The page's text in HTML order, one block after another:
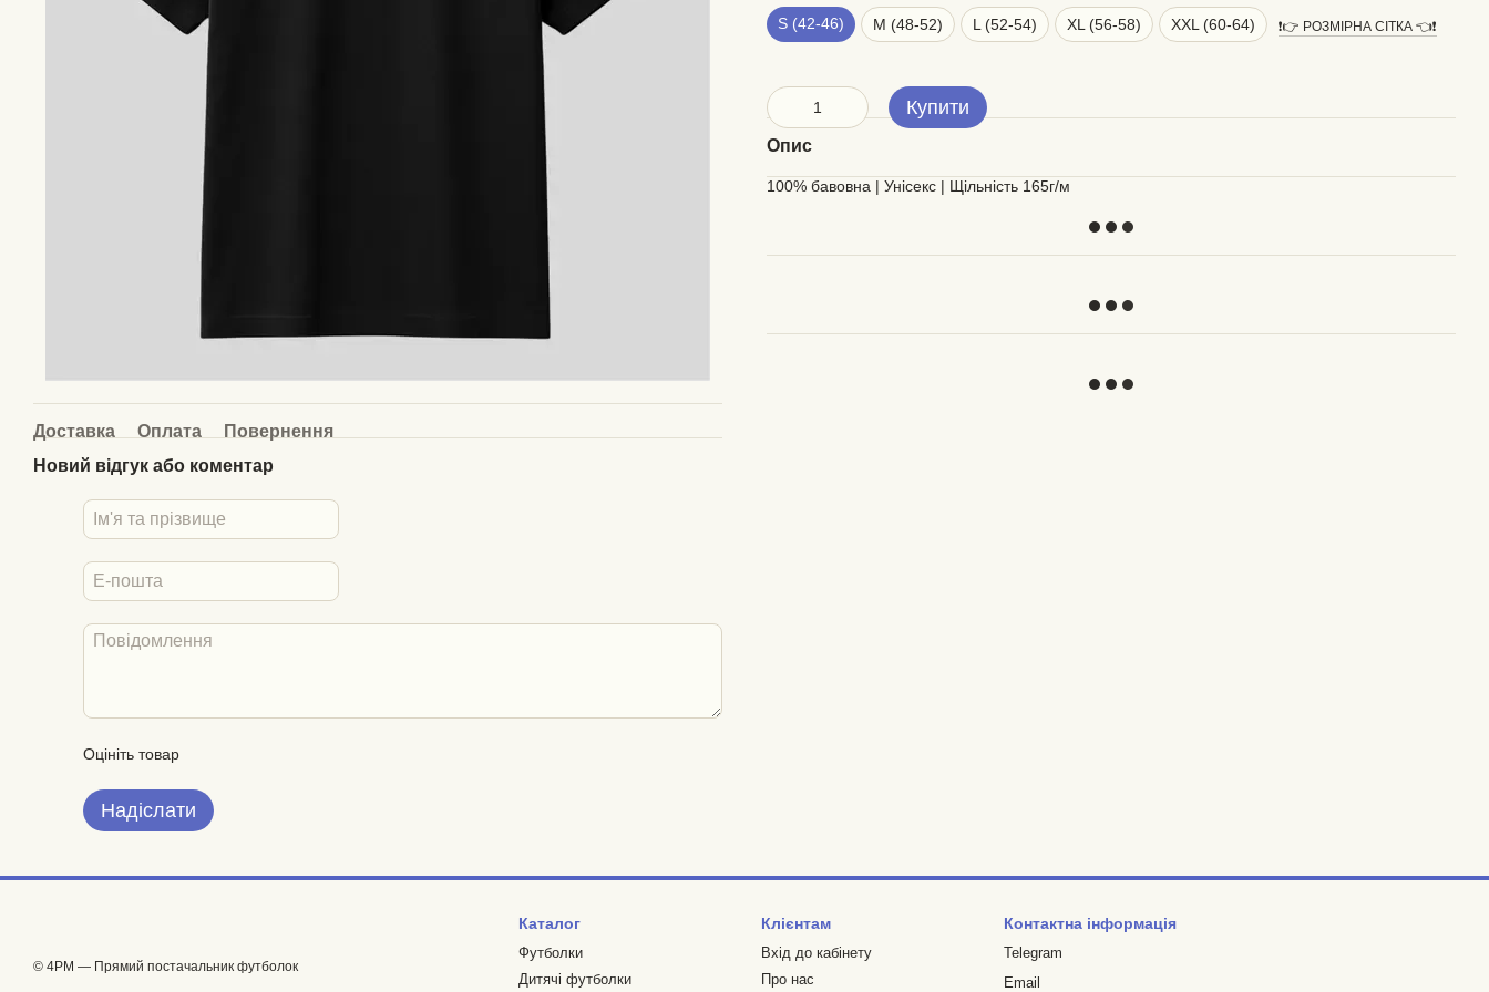
Доставка Оплата
Повернення
Новий відгук або коментар
Оцініть товар
Надіслати
S (42-46) M (48-52) L (52-54) XL (56-58) XXL (60-64) ❗️👉 РОЗМІРНА СІТКА 👈❗️
Купити
Опис
100% бавовна | Унісекс | Щільність 165г/м
© 4PM — Прямий постачальник футболок
Каталог
Футболки
Дитячі футболки
Клієнтам
Вхід до кабінету
Про нас
Контактна інформація
Telegram
Email